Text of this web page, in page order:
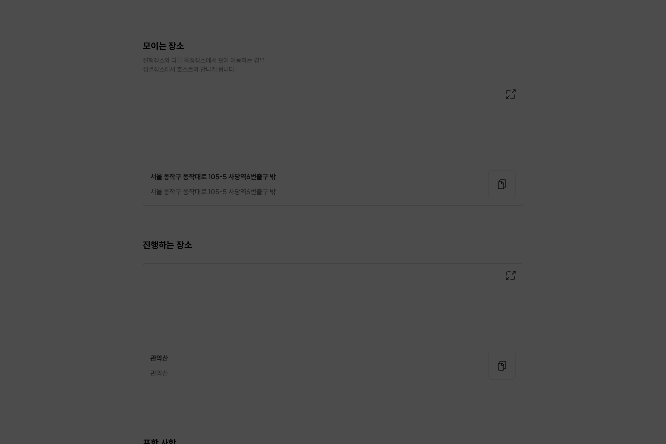
모이는 장소
진행장소와 다른 특정장소에서 모여 이동하는 경우
집결장소에서 호스트와 만나게 됩니다.
서울 동작구 동작대로 105-5 사당역6번출구 밖
서울 동작구 동작대로 105-5 사당역6번출구 밖
진행하는 장소
관악산
관악산